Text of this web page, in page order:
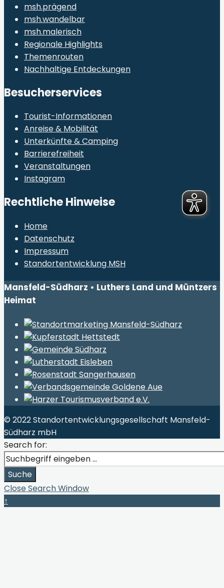
msh.prägend
msh.wandelbar
msh.malerisch
Regionale Highlights
Themenrouten
Nachhaltige Entdeckungen
Besucherservices
Tourist-Informationen
Anreise & Mobilität
Unterkünfte & Camping
Barrierefreiheit
Veranstaltungen
Instagram
Rechtliche Hinweise
Home
Datenschutz
Impressum
Standortentwicklung MSH
Mansfeld-Südharz • Luthers Land und Müntzers
Heimat
© 2022 Standortentwicklungsgesellschaft Mansfeld-
Südharz mbH
Search for:
Suche
Close Search Window
↑